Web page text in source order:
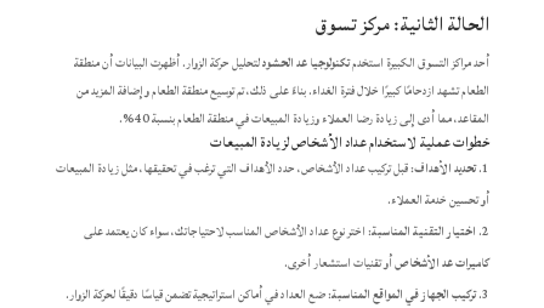
الحالة الثانية: مركز تسوق
أحد مراكز التسوق الكبيرة استخدمتكنولوجيا عد الحشودلتحليل حركة الزوار. أظهرت البيانات أن منطقة
الطعام تشهد ازدحامًا كبيرًا خلال فترة الغداء. بناءً على ذلك، تم توسيع منطقة الطعام وإضافة المزيد من
المقاعد، مما أدى إلى زيادة رضا العملاء وزيادة المبيعات في منطقة الطعام بنسبة 40%.
خطوات عملية لاستخدام عداد الأشخاص لزيادة المبيعات
تحديد الأهداف: قبل تركيب عداد الأشخاص، حدد الأهداف التي ترغب في تحقيقها، مثل زيادة المبيعات
أو تحسين خدمة العملاء.
اختيار التقنية المناسبة: اختر نوع عداد الأشخاص المناسب لاحتياجاتك، سواء كان يعتمد على
كاميرات عد الأشخاصأو تقنيات استشعار أخرى.
تركيب الجهاز في المواقع المناسبة: ضع العداد في أماكن استراتيجية تضمن قياسًا دقيقًا لحركة الزوار.